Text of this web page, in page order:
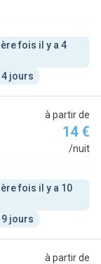
fois il y a 4
4 jours
à partir de
14 €
/nuit
fois il y a 10
9 jours
à partir de